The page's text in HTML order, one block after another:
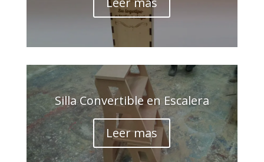
Silla Convertible en Escalera
Leer mas